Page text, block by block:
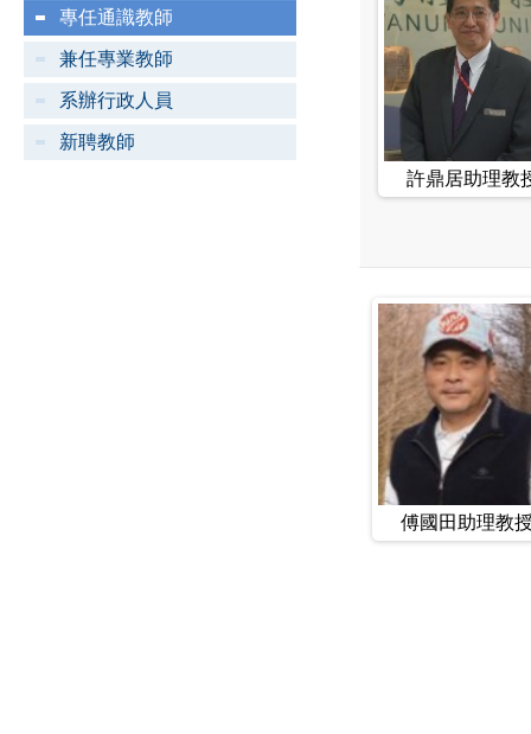
專任通識教師
兼任專業教師
系辦行政人員
新聘教師
許鼎居助理教
傅國田助理教